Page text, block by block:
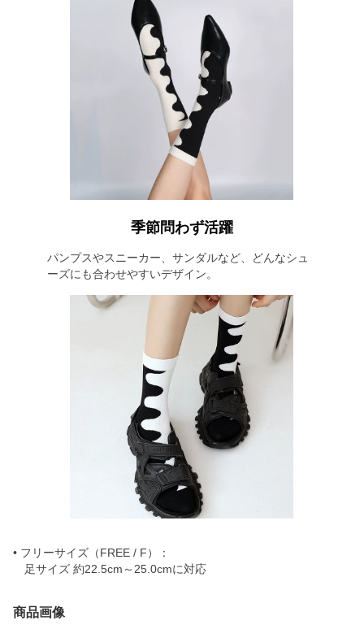
季節問わず活躍
パンプスやスニーカー、サンダルなど、どんなシュ
ーズにも合わせやすいデザイン。
• フリーサイズ（FREE / F）：
足サイズ 約22.5cm～25.0cmに対応
商品画像